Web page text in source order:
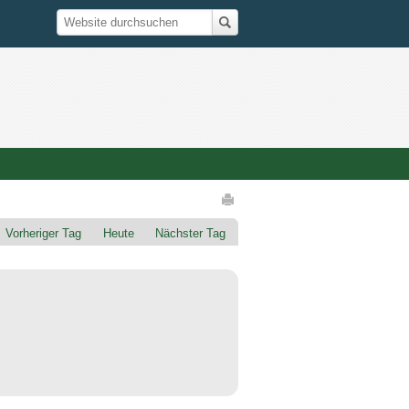
Suche
Website durchsuchen
Vorheriger Tag Heute Nächster Tag